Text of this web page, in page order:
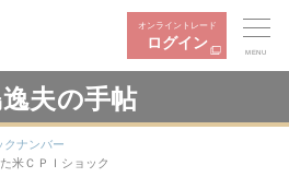
オンライントレード
ログイン
MENU
夫の手帖
クナンバー
米ＣＰＩショック